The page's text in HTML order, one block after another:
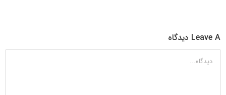
Leave A دیدگاه
دیدگاه